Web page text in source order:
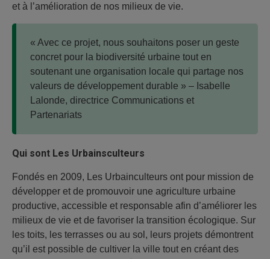
et à l’amélioration de nos milieux de vie.
« Avec ce projet, nous souhaitons poser un geste
concret pour la biodiversité urbaine tout en
soutenant une organisation locale qui partage nos
valeurs de développement durable » – Isabelle
Lalonde, directrice Communications et
Partenariats
Qui sont Les Urbainsculteurs
Fondés en 2009, Les Urbainculteurs ont pour mission de
développer et de promouvoir une agriculture urbaine
productive, accessible et responsable afin d’améliorer les
milieux de vie et de favoriser la transition écologique. Sur
les toits, les terrasses ou au sol, leurs projets démontrent
qu’il est possible de cultiver la ville tout en créant des